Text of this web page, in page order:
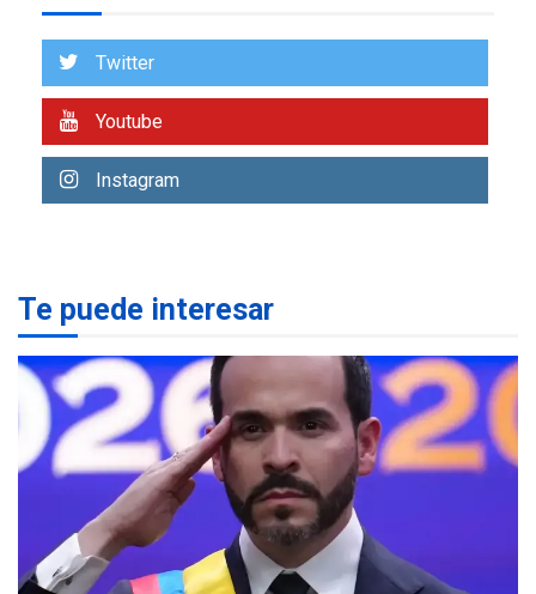
7
1
TITULARES
ÚLTIMA HORA
nuevo presidente de
2
temporales en Aeropuerto
3
LATINOAMÉRICA Y CARIBE
TITULARES
ÚLTIMA HORA
De la Espriella asumirá
Presidencia en ceremonia
atípica fuera de Bogotá
POLÍTICA
TITULARES
ÚLTIMA HORA
Twitter
Youtube
Instagram
Te puede interesar